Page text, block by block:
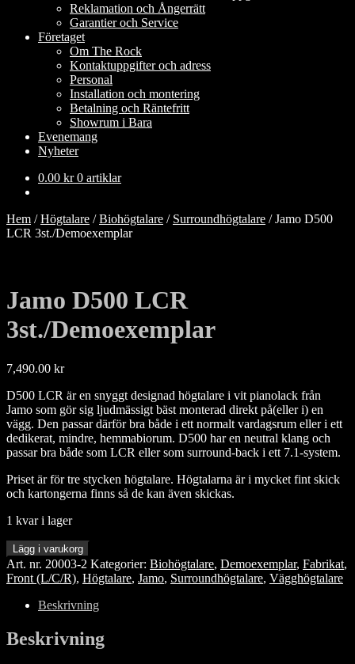
Reklamation och Ångerrätt
Garantier och Service
Företaget
Om The Rock
Kontaktuppgifter och adress
Personal
Installation och montering
Betalning och Räntefritt
Showrum i Bara
Evenemang
Nyheter
0.00 kr 0 artiklar
Hem /Högtalare /Biohögtalare / Surroundhögtalare /Jamo D500
LCR 3st./Demoexemplar
Jamo D500 LCR
3st./Demoexemplar
7,490.00 kr
D500 LCR är en snyggt designad högtalare i vit pianolack från
Jamo som gör sig ljudmässigt bäst monterad direkt på(eller i) en
vägg. Den passar därför bra både i ett normalt vardagsrum eller i ett
dedikerat, mindre, hemmabiorum. D500 har en neutral klang och
passar bra både som LCR eller som surround-back i ett 7.1-system.
Priset är för tre stycken högtalare. Högtalarna är i mycket fint skick
och kartongerna finns så de kan även skickas.
1 kvar i lager
Jamo
D500
LCR
3st./Demoexemplar
mängd
Lägg i varukorg
Art. nr. 20003-2 Kategorier: Biohögtalare, Demoexemplar, Fabrikat,
Front (L/C/R), Högtalare, Jamo, Surroundhögtalare, Vägghögtalare
Beskrivning
Beskrivning